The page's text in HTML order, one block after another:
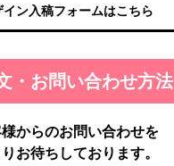
イン入稿フォームはこちら
・お問い合わせ方法
からのお問い合わせを
お待ちしております。